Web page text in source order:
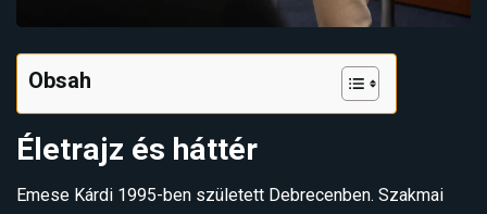
Obsah
Életrajz és háttér
Emese Kárdi 1995-ben született Debrecenben. Szakmai